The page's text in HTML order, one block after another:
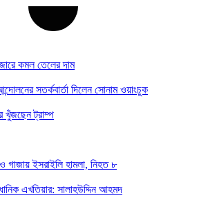
কমল তেলের দাম
সতর্কবার্তা দিলেন সোনাম ওয়াংচুক
খুঁজছেন ট্রাম্প
গাজায় ইসরাইলি হামলা, নিহত ৮
এখতিয়ার: সালাহউদ্দিন আহমদ